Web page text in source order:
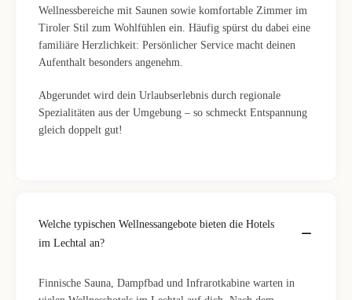
Wellnessbereiche mit Saunen sowie komfortable Zimmer im
Tiroler Stil zum Wohlfühlen ein. Häufig spürst du dabei eine
familiäre Herzlichkeit: Persönlicher Service macht deinen
Aufenthalt besonders angenehm.
Abgerundet wird dein Urlaubserlebnis durch regionale
Spezialitäten aus der Umgebung – so schmeckt Entspannung
gleich doppelt gut!
Welche typischen Wellnessangebote bieten die Hotels
im Lechtal an?
Finnische Sauna, Dampfbad und Infrarotkabine warten in